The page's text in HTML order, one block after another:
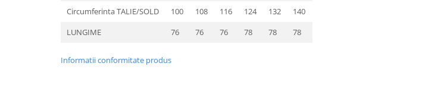
Circumferinta TALIE/SOLD
100 108 116 124 132
140
LUNGIME
76 76 76 78 78 78
Informatii conformitate produs